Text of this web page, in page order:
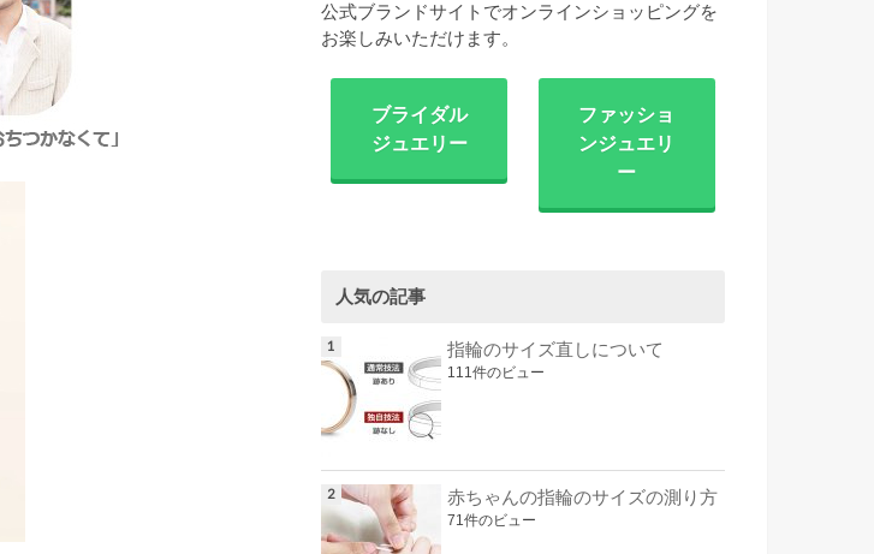
公式ブランドサイトでオンラインショッピングを
お楽しみいただけます。
ブライダル
ジュエリー
ファッショ
ンジュエリ
ー
人気の記事
指輪のサイズ直しについて
111件のビュー
赤ちゃんの指輪のサイズの測り方
71件のビュー